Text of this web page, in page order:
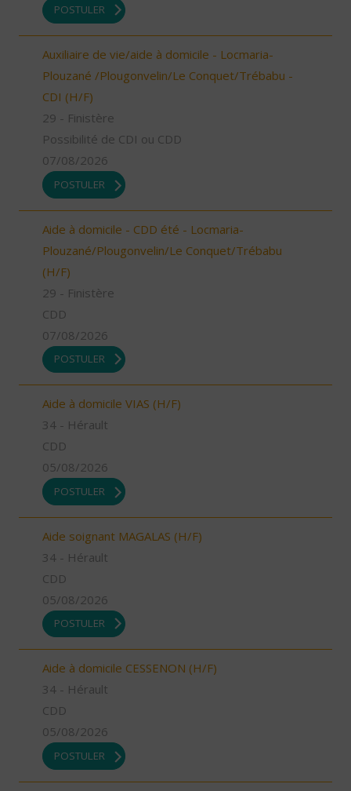
POSTULER
Auxiliaire de vie/aide à domicile - Locmaria-
Plouzané /Plougonvelin/Le Conquet/Trébabu -
CDI (H/F)
29 - Finistère
Possibilité de CDI ou CDD
07/08/2026
POSTULER
Aide à domicile - CDD été - Locmaria-
Plouzané/Plougonvelin/Le Conquet/Trébabu
(H/F)
29 - Finistère
CDD
07/08/2026
POSTULER
Aide à domicile VIAS (H/F)
34 - Hérault
CDD
05/08/2026
POSTULER
Aide soignant MAGALAS (H/F)
34 - Hérault
CDD
05/08/2026
POSTULER
Aide à domicile CESSENON (H/F)
34 - Hérault
CDD
05/08/2026
POSTULER